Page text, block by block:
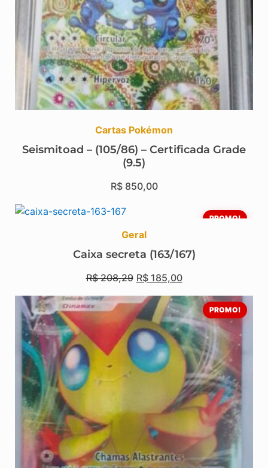
Cartas Pokémon
Seismitoad – (105/86) – Certificada Grade
(9.5)
R$850,00
PROMO!
Geral
Caixa secreta (163/167)
R$208,29 R$185,00
PROMO!